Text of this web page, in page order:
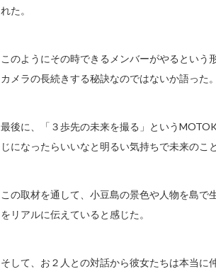
れた。
このようにその時できるメンバーがやるとい
カメラの長続きする秘訣なのではないか語った。
最後に、「３歩先の未来を撮る」という
じになったらいいなと明るい気持ちで未来のこ
この取材を通して、小豆島の景色や人物を島
をリアルに伝えていると感じた。
そして、お２人との対話から彼女たちは本当に